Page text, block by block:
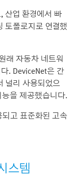
산업 환경에서 빠
토폴로지로 연결했
래 자동차 네트워
. DeviceNet은 간
널리 사용되었으
을 제공했습니다.
고 표준화된 고속
스템